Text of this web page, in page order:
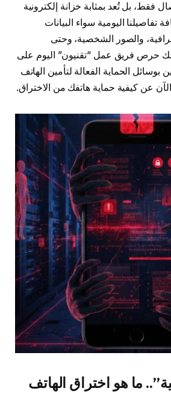
فقط، بل تُعد بمثابة خزانة إلكترونية
تفاصيلنا اليومية سواء البيانات
والصور الشخصية، وحتى
حرص فريق عمل “تقنيون” اليوم على
بوسائل الحماية الفعالة لتأمين الهاتف
عن كيفية حماية هاتفك من الاختراق.
ما هو اختراق الهاتف